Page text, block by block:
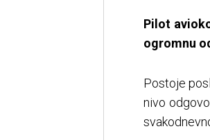
Pilot
ogromnu
Postoje
nivo